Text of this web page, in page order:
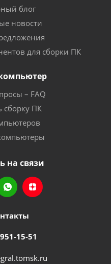
блог
новости
для сборки ПК
– FAQ
сборку ПК
на связи
15-51